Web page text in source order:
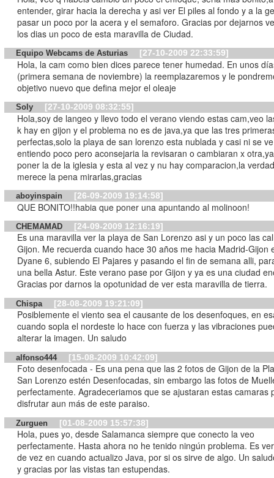
entender, girar hacia la derecha y asi ver El piles al fondo y a la
pasar un poco por la acera y el semaforo. Gracias por dejarnos
los dias un poco de esta maravilla de Ciudad.
Equipo Webcams de Asturias [27-10-2009 22:33:59]
Hola, la cam como bien dices parece tener humedad. En unos
(primera semana de noviembre) la reemplazaremos y le
objetivo nuevo que defina mejor el oleaje
Soly [27-10-2009 08:32:55]
Hola,soy de langeo y llevo todo el verano viendo estas cam,veo
k hay en gijon y el problema no es de java,ya que las tres
perfectas,solo la playa de san lorenzo esta nublada y casi ni se
entiendo poco pero aconsejaria la revisaran o cambiaran x
poner la de la iglesia y esta al vez y nu hay comparacion,la
merece la pena mirarlas,gracias
aboyinspain [26-09-2009 19:14:58]
QUE BONITO!!habia que poner una apuntando al molinoon!
CHEMAMAD [24-09-2009 12:16:19]
Es una maravilla ver la playa de San Lorenzo asi y un poco las
Gijon. Me recuerda cuando hace 30 años me hacia Madrid-Gijon
Dyane 6, subiendo El Pajares y pasando el fin de semana alli,
una bella Astur. Este verano pase por Gijon y ya es una ciudad
Gracias por darnos la opotunidad de ver esta maravilla de tierra.
Chispa [28-08-2009 19:21:09]
Posiblemente el viento sea el causante de los desenfoques, en
cuando sopla el nordeste lo hace con fuerza y las vibraciones
alterar la imagen. Un saludo
alfonso444 [15-08-2009 10:42:09]
Foto desenfocada - Es una pena que las 2 fotos de Gijon de la Playa de
San Lorenzo estén Desenfocadas, sin embargo las fotos de
perfectamente. Agradeceriamos que se ajustaran estas camaras
disfrutar aun más de este paraiso.
Zurguen [01-08-2009 15:57:38]
Hola, pues yo, desde Salamanca siempre que conecto la veo
perfectamente. Hasta ahora no he tenido ningún problema. Es
de vez en cuando actualizo Java, por si os sirve de algo. Un
y gracias por las vistas tan estupendas.